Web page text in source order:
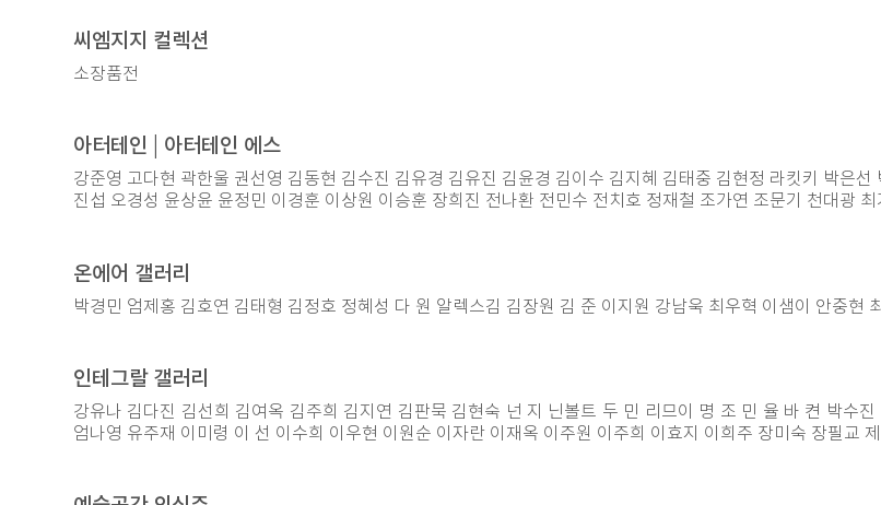
씨엠지지 컬렉션
소장품전
아터테인 | 아터테인 에스
강준영 고다현 곽한울 권선영 김동현 김수진 김유경 김유진 김윤경 김이수 김지혜 김태중 김현정 라킷키 박은선
진섭 오경성 윤상윤 윤정민 이경훈 이상원 이승훈 장희진 전나환 전민수 전치호 정재철 조가연 조문기 천대광
온에어 갤러리
박경민 엄제홍 김호연 김태형 김정호 정혜성 다 원 알렉스김 김장원 김 준 이지원 강남욱 최우혁 이샘이 안중현
인테그랄 갤러리
강유나 김다진 김선희 김여옥 김주희 김지연 김판묵 김현숙 넌 지 닌볼트 두 민 리므이 명 조 민 율 바 켠 박수
엄나영 유주재 이미령 이 선 이수희 이우현 이원순 이자란 이재옥 이주원 이주희 이효지 이희주 장미숙 장필교